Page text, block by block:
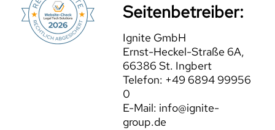
Seitenbetreiber:
Ignite GmbH
Ernst-Heckel-Straße 6A,
66386 St. Ingbert
Telefon: +49 6894 99956
0
E-Mail: info@ignite-
group.de